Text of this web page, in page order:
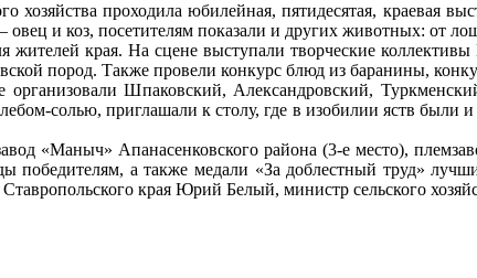
проходила юбилейная, пятидесятая, краевая
овец и коз, посетителям показали и других животных: от
жителей края. На сцене выступали творческие
пород. Также провели конкурс блюд из баранины,
организовали Шпаковский, Александровский,
солью, приглашали к столу, где в изобилии яств были
«Маныч» Апанасенковского района (3-е место),
победителям, а также медали «За доблестный труд»
края Юрий Белый, министр сельского